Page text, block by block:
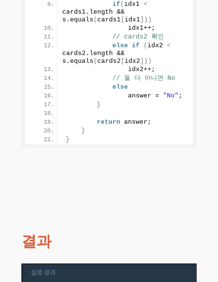
if ( idx1 <
cards1. length &&
s. equals ( cards1[ idx1]))
                idx1++;
// cards2 확인
else if ( idx2 <
cards2. length &&
s. equals ( cards2 idx2 ]))
                idx2++;
// 둘 다 아니면 No
else
                answer =
"No" ;
}
return answer;
}
}
결과